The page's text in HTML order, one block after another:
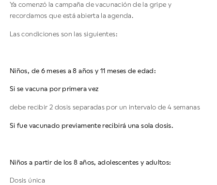
Ya comenzó la campaña de vacunación de la gripe y
recordamos que está abierta la agenda.
Las condiciones son las siguientes:
Niños, de 6 meses a 8 años y 11 meses de edad:
Si se vacuna por primera vez
debe recibir 2 dosis separadas por un intervalo de 4 semanas
Si fue vacunado previamente recibirá una sola dosis.
Niños a partir de los 8 años, adolescentes y adultos:
Dosis única